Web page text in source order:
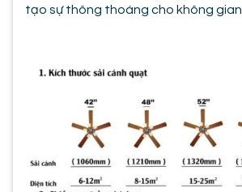
tạo sự thông thoáng cho không gian.